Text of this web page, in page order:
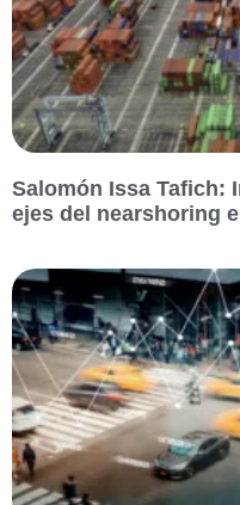
Salomón Issa Tafich:
ejes del nearshoring